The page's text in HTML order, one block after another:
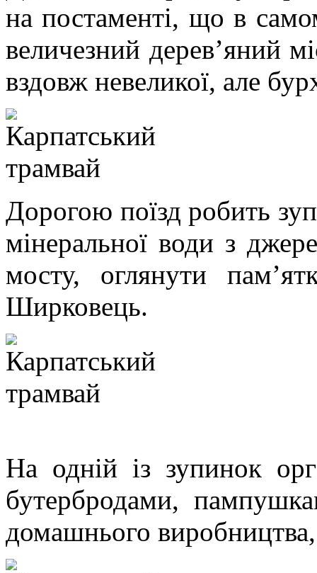
на постаменті, що в
величезний дерев’яний
вздовж невеликої, але
Дорогою поїзд робить
мінеральної води з
мосту, оглянути
Ширковець.
На одній із зупинок
бутербродами,
домашнього виробництва,